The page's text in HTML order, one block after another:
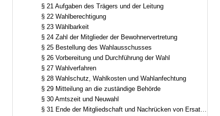
§ 21 Aufgaben des Trägers und der Leitung
§ 22 Wahlberechtigung
§ 23 Wählbarkeit
§ 24 Zahl der Mitglieder der Bewohnervertretung
§ 25 Bestellung des Wahlausschusses
§ 26 Vorbereitung und Durchführung der Wahl
§ 27 Wahlverfahren
§ 28 Wahlschutz, Wahlkosten und Wahlanfechtung
§ 29 Mitteilung an die zuständige Behörde
§ 30 Amtszeit und Neuwahl
§ 31 Ende der Mitgliedschaft und Nachrücken von Ersatzmitgliedern